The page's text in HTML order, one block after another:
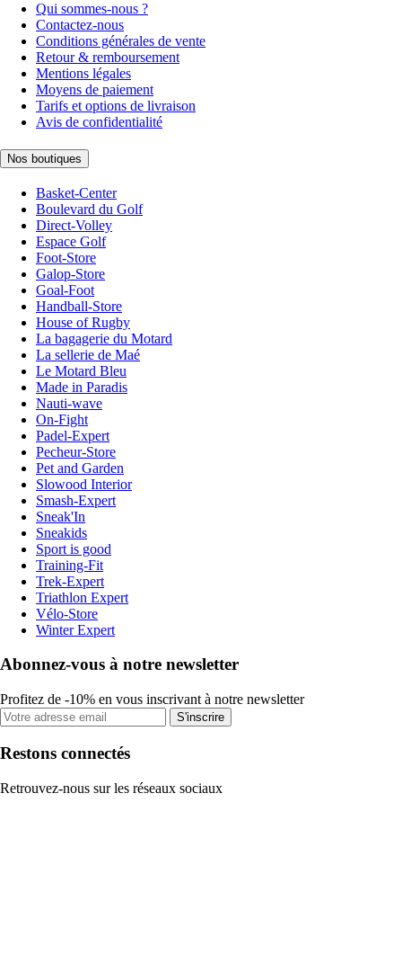
Qui sommes-nous ?
Contactez-nous
Conditions générales de vente
Retour & remboursement
Mentions légales
Moyens de paiement
Tarifs et options de livraison
Avis de confidentialité
Nos boutiques
Basket-Center
Boulevard du Golf
Direct-Volley
Espace Golf
Foot-Store
Galop-Store
Goal-Foot
Handball-Store
House of Rugby
La bagagerie du Motard
La sellerie de Maé
Le Motard Bleu
Made in Paradis
Nauti-wave
On-Fight
Padel-Expert
Pecheur-Store
Pet and Garden
Slowood Interior
Smash-Expert
Sneak'In
Sneakids
Sport is good
Training-Fit
Trek-Expert
Triathlon Expert
Vélo-Store
Winter Expert
Abonnez-vous à notre newsletter
Profitez de -10% en vous inscrivant à notre newsletter
S'inscrire
Restons connectés
Retrouvez-nous sur les réseaux sociaux